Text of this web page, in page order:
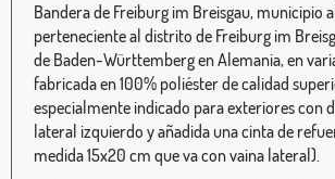
Bandera de Freiburg im Breisgau, municipio
perteneciente al distrito de Freiburg im
de Baden-Württemberg en Alemania, en
fabricada en 100% poliéster de calidad
especialmente indicado para exteriores con
lateral izquierdo y añadida una cinta de
medida 15x20 cm que va con vaina lateral).